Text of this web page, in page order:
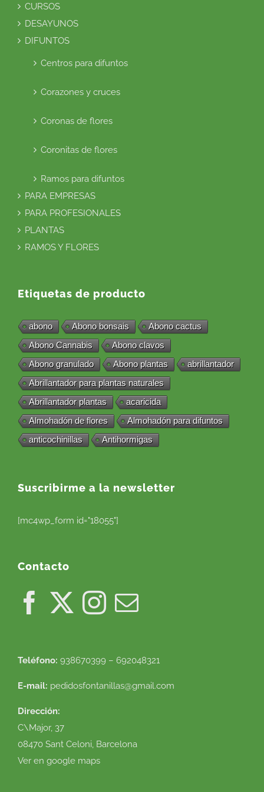
CURSOS
DESAYUNOS
DIFUNTOS
Centros para difuntos
Corazones y cruces
Coronas de flores
Coronitas de flores
Ramos para difuntos
PARA EMPRESAS
PARA PROFESIONALES
PLANTAS
RAMOS Y FLORES
Etiquetas de producto
abono Abono bonsais
Abono cactus
Abono Cannabis
Abono clavos
Abono granulado
Abono plantas
abrillantador
Abrillantador para plantas naturales
Abrillantador plantas
acaricida
Almohadón de flores
Almohadón para difuntos
anticochinillas
Antihormigas
Suscribirme a la newsletter
[mc4wp_form id="18055"]
Contacto
Teléfono: 938670399 – 692048321
E-mail: pedidosfontanillas@gmail.com
Dirección:
C\Major, 37
08470 Sant Celoni, Barcelona
Ver en google maps